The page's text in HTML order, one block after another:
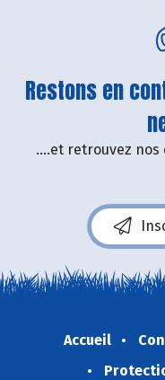
Restons en
....et retrouvez
Accueil